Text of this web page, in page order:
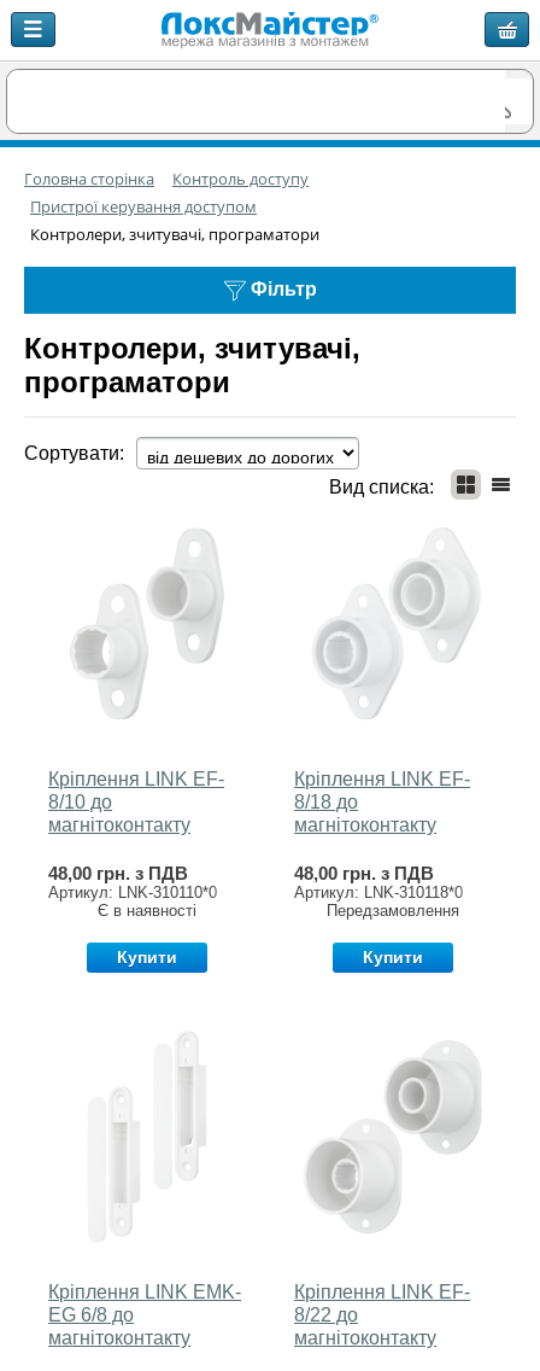
Головна сторінка
Контроль доступу
Пристрої керування доступом
Контролери, зчитувачі, програматори
Фільтр
Контролери, зчитувачі,
програматори
Сортувати:
Вид списка:
Кріплення LINK EF-
8/10 до
магнітоконтакту
48,00 грн. з ПДВ
Артикул: LNK-310110*0
Є в наявності
Купити
Кріплення LINK EF-
8/18 до
магнітоконтакту
48,00 грн. з ПДВ
Артикул: LNK-310118*0
Передзамовлення
Купити
Кріплення LINK EMK-
EG 6/8 до
магнітоконтакту
Кріплення LINK EF-
8/22 до
магнітоконтакту